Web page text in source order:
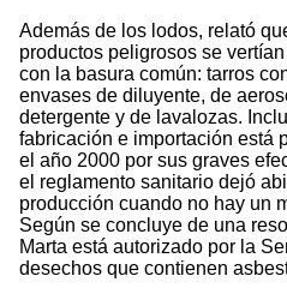
Además de los lodos, relató
productos peligrosos se
con la basura común: tarros
envases de diluyente, de
detergente y de lavalozas.
fabricación e importación está
el año 2000 por sus graves
el reglamento sanitario dejó
producción cuando no hay un
Según se concluye de una
Marta está autorizado por la
desechos que contienen